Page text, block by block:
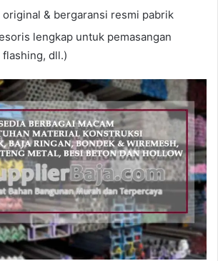
original & bergaransi resmi pabrik
lengkap untuk pemasangan
dll.)